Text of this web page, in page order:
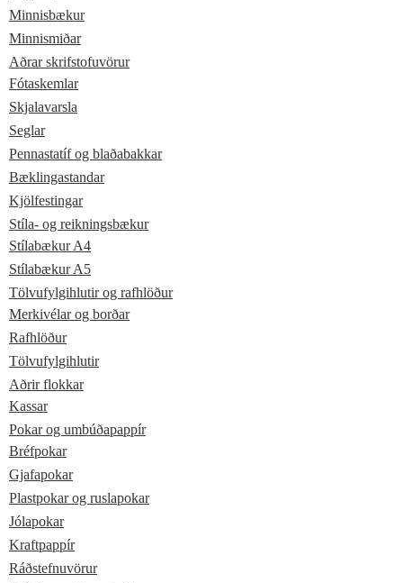
Minnisbækur
Minnismiðar
Aðrar skrifstofuvörur
Fótaskemlar
Skjalavarsla
Seglar
Pennastatíf og blaðabakkar
Bæklingastandar
Kjölfestingar
Stíla- og reikningsbækur
Stílabækur A4
Stílabækur A5
Tölvufylgihlutir og rafhlöður
Merkivélar og borðar
Rafhlöður
Tölvufylgihlutir
Aðrir flokkar
Kassar
Pokar og umbúðapappír
Bréfpokar
Gjafapokar
Plastpokar og ruslapokar
Jólapokar
Kraftpappír
Ráðstefnuvörur